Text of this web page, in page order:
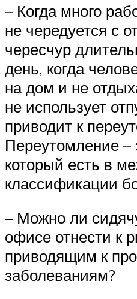
– Когда много
не чередуется с
чересчур
день, когда
на дом и не
не использует
приводит к
Переутомление –
который есть в
классификации
– Можно ли
офисе отнести к
приводящим к
заболеваниям?